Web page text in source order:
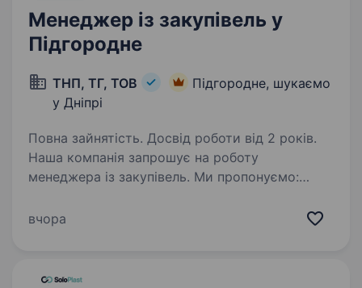
Менеджер із закупівель у
Підгородне
ТНП, ТГ, ТОВ
Підгородне, шукаємо
у Дніпрі
Повна зайнятість. Досвід роботи від 2 років.
Наша компанія запрошує на роботу
менеджера із закупівель. Ми пропонуємо:
офіційне працевлаштування; оплата бензину,
вчора